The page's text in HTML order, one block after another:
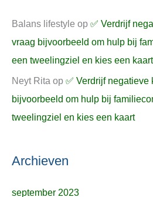
Balans lifestyle op ✅ Verdrijf
vraag bijvoorbeeld om hulp bij
een tweelingziel en kies een kaart
Neyt Rita op ✅ Verdrijf negatieve
bijvoorbeeld om hulp bij
tweelingziel en kies een kaart
Archieven
september 2023